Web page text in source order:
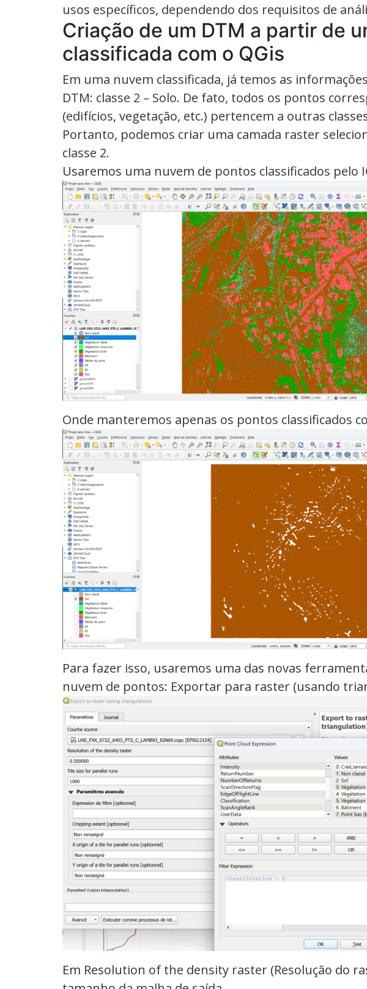
usos específicos, dependendo dos requisitos de
Criação de um DTM a partir de
classificada com o QGis
Em uma nuvem classificada, já temos as
DTM: classe 2 – Solo. De fato, todos os pontos
(edifícios, vegetação, etc.) pertencem a outras
Portanto, podemos criar uma camada raster
classe 2.
Usaremos uma nuvem de pontos classificados pelo
Onde manteremos apenas os pontos classificados
Para fazer isso, usaremos uma das novas
nuvem de pontos: Exportar para raster (usando
Em Resolution of the density raster (Resolução do